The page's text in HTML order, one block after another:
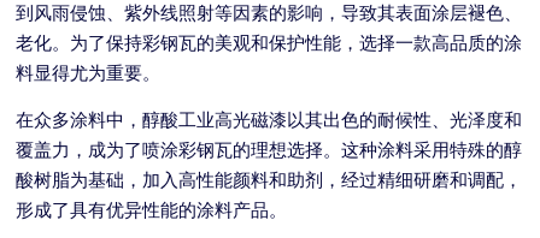
到风雨侵蚀、紫外线照射等因素的影响，导致其表面涂层褪色、
老化。为了保持彩钢瓦的美观和保护性能，选择一款高品质的涂
料显得尤为重要。
在众多涂料中，醇酸工业高光磁漆以其出色的耐候性、光泽度和
覆盖力，成为了喷涂彩钢瓦的理想选择。这种涂料采用特殊的醇
酸树脂为基础，加入高性能颜料和助剂，经过精细研磨和调配，
形成了具有优异性能的涂料产品。